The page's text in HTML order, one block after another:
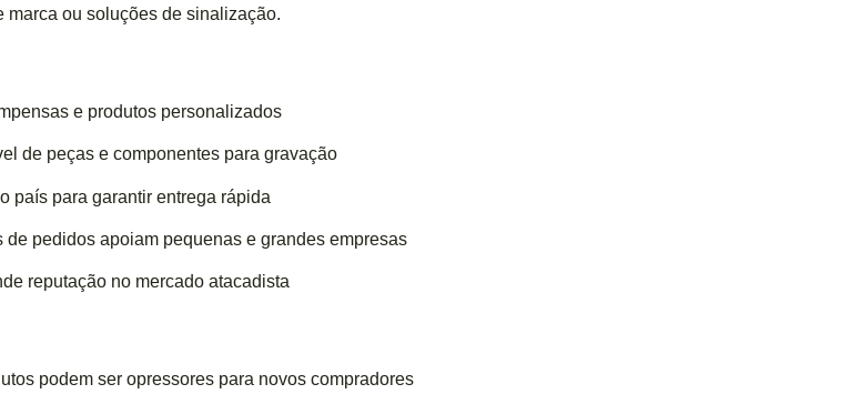
marca ou soluções de sinalização.
e produtos personalizados
de peças e componentes para gravação
país para garantir entrega rápida
de pedidos apoiam pequenas e grandes empresas
reputação no mercado atacadista
podem ser opressores para novos compradores